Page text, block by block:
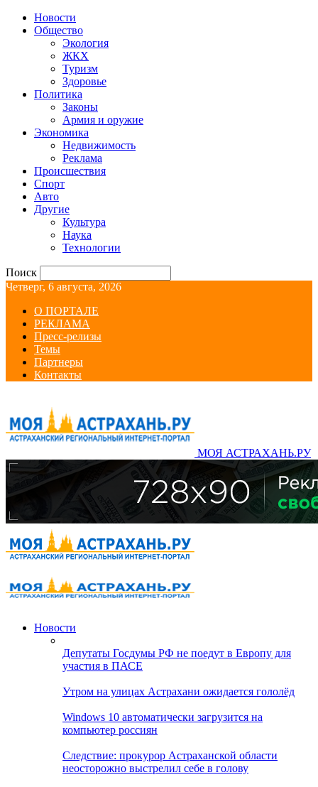
Новости
Общество
Экология
ЖКХ
Туризм
Здоровье
Политика
Законы
Армия и оружие
Экономика
Недвижимость
Реклама
Происшествия
Спорт
Авто
Другие
Культура
Наука
Технологии
Поиск
Четверг, 6 августа, 2026
О ПОРТАЛЕ
РЕКЛАМА
Пресс-релизы
Темы
Партнеры
Контакты
МОЯ АСТРАХАНЬ.РУ
Новости
Депутаты Госдумы РФ не поедут в Европу для
участия в ПАСЕ
Утром на улицах Астрахани ожидается гололёд
Windows 10 автоматически загрузится на
компьютер россиян
Следствие: прокурор Астраханской области
неосторожно выстрелил себе в голову